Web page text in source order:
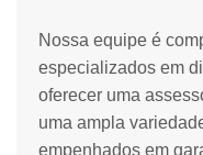
Nossa equipe é
especializados em
oferecer uma
uma ampla
empenhados em